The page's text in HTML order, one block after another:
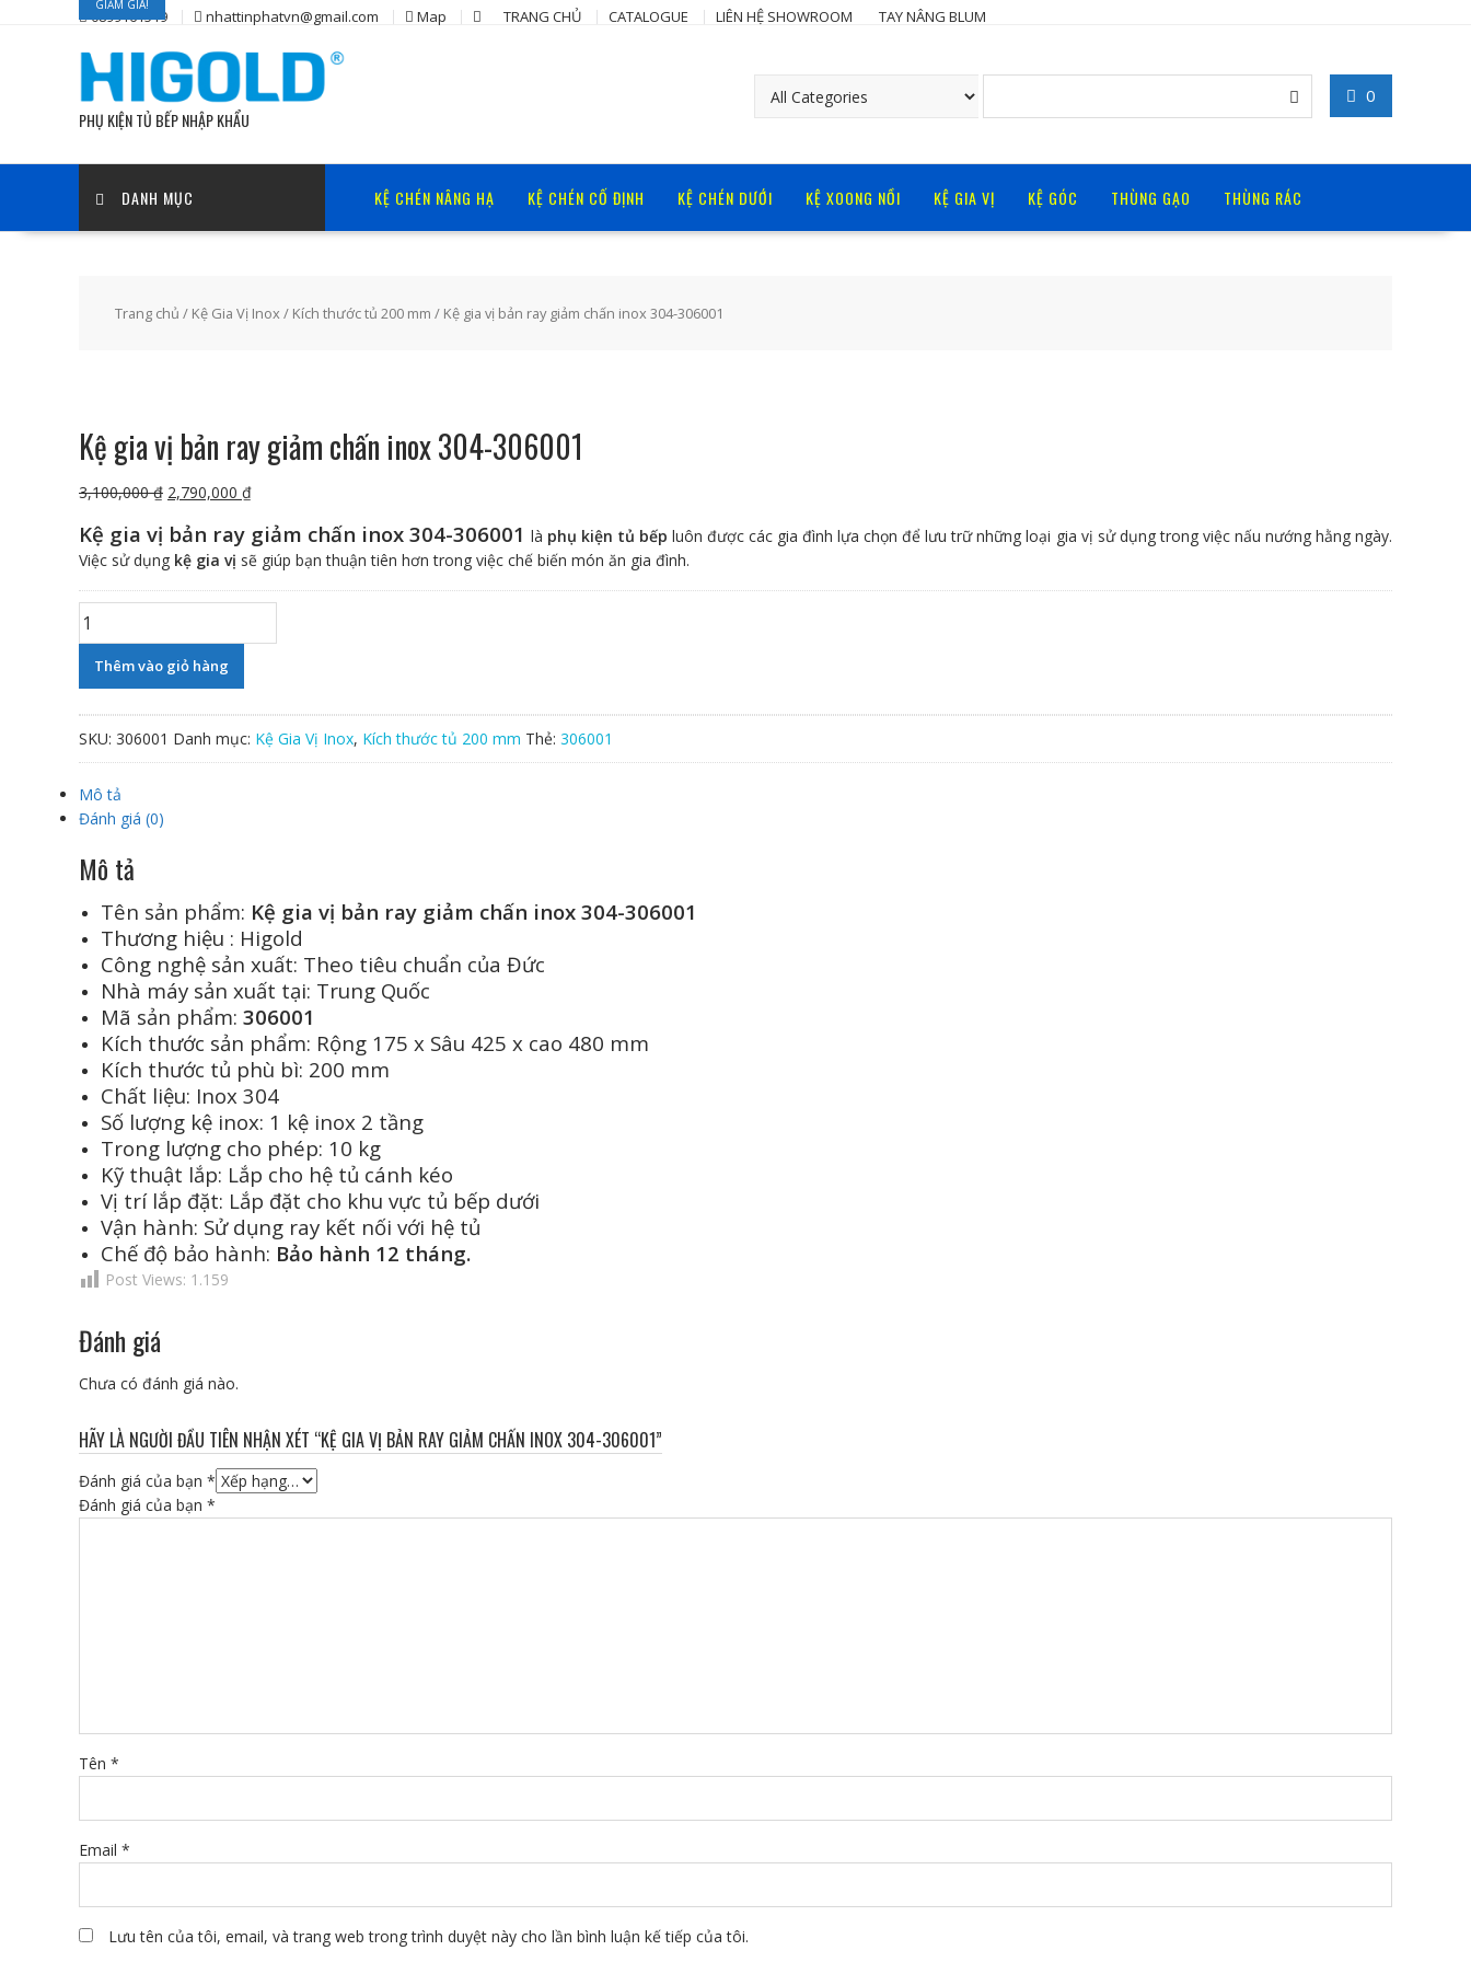
0899161519 nhattinphatvn@gmail.com Map TRANG CHỦ CATALOGUE LIÊN HỆ SHOWROOM TAY NÂNG BLUM
PHỤ KIỆN TỦ BẾP NHẬP KHẨU
0
DANH MỤC KỆ CHÉN NÂNG HẠ KỆ CHÉN CỐ ĐỊNH KỆ CHÉN DƯỚI KỆ XOONG NỒI KỆ GIA VỊ KỆ GÓC THÙNG GẠO THÙNG RÁC
Trang chủ / Kệ Gia Vị Inox / Kích thước tủ 200 mm / Kệ gia vị bản ray giảm chấn inox 304-306001
GIẢM GIÁ!
Kệ gia vị bản ray giảm chấn inox 304-306001
3,100,000₫ Giá
là:
3,100,000 ₫.
2,790,000 ₫Giá
tại
là:
2,790,000 ₫.
Kệ gia vị bản ray giảm chấn inox 304-306001 là phụ kiện tủ bếp luôn được các gia đình lựa chọn để lưu trữ những loại gia vị sử dụng trong việc nấu nướng hằng ngày.
Việc sử dụng kệ gia vị sẽ giúp bạn thuận tiên hơn trong việc chế biến món ăn gia đình.
Kệ
gia
bản
ray
giảm
chấn
304-
306001
lượng
Thêm vào giỏ hàng
SKU: 306001 Danh mục: Kệ Gia Vị Inox, Kích thước tủ 200 mm Thẻ: 306001
Mô tả
Đánh giá (0)
Mô tả
Tên sản phẩm: Kệ gia vị bản ray giảm chấn inox 304-306001
Thương hiệu : Higold
Công nghệ sản xuất: Theo tiêu chuẩn của Đức
Nhà máy sản xuất tại: Trung Quốc
Mã sản phẩm: 306001
Kích thước sản phẩm: Rộng 175 x Sâu 425 x cao 480 mm
Kích thước tủ phù bì: 200 mm
Chất liệu: Inox 304
Số lượng kệ inox: 1 kệ inox 2 tầng
Trong lượng cho phép: 10 kg
Kỹ thuật lắp: Lắp cho hệ tủ cánh kéo
Vị trí lắp đặt: Lắp đặt cho khu vực tủ bếp dưới
Vận hành: Sử dụng ray kết nối với hệ tủ
Chế độ bảo hành: Bảo hành 12 tháng.
Post Views: 1.159
Đánh giá
Chưa có đánh giá nào.
HÃY LÀ NGƯỜI ĐẦU TIÊN NHẬN XÉT “KỆ GIA VỊ BẢN RAY GIẢM CHẤN INOX 304-306001”
Đánh giá của bạn *
Đánh giá của bạn *
Tên *
Email *
Lưu tên của tôi, email, và trang web trong trình duyệt này cho lần bình luận kế tiếp của tôi.
GIẢM GIÁ!
GIẢM GIÁ!
GIẢM GIÁ!